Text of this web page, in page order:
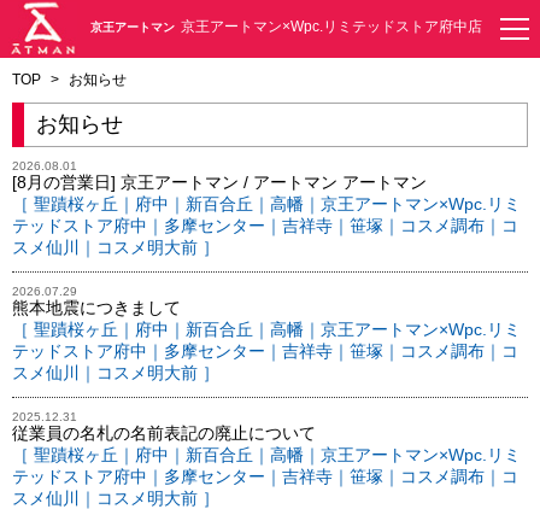
京王アートマン 京王アートマン×Wpc.リミテッドストア府中店
TOP > お知らせ
お知らせ
2026.08.01
[8月の営業日] 京王アートマン / アートマン アートマン
［ 聖蹟桜ヶ丘｜府中｜新百合丘｜高幡｜京王アートマン×Wpc.リミ
テッドストア府中｜多摩センター｜吉祥寺｜笹塚｜コスメ調布｜コ
スメ仙川｜コスメ明大前 ］
2026.07.29
熊本地震につきまして
［ 聖蹟桜ヶ丘｜府中｜新百合丘｜高幡｜京王アートマン×Wpc.リミ
テッドストア府中｜多摩センター｜吉祥寺｜笹塚｜コスメ調布｜コ
スメ仙川｜コスメ明大前 ］
2025.12.31
従業員の名札の名前表記の廃止について
［ 聖蹟桜ヶ丘｜府中｜新百合丘｜高幡｜京王アートマン×Wpc.リミ
テッドストア府中｜多摩センター｜吉祥寺｜笹塚｜コスメ調布｜コ
スメ仙川｜コスメ明大前 ］